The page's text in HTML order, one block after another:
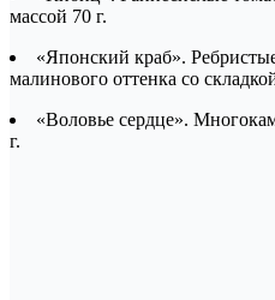
массой 70 г.
«Японский краб».
малинового оттенка со
«Воловье сердце».
г.